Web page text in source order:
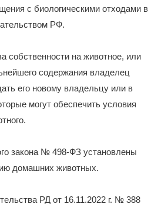
с биологическими отходами в
РФ.
собственности на животное, или
содержания владелец
его новому владельцу или в
могут обеспечить условия
закона № 498-ФЗ установлены
домашних животных.
РД от 16.11.2022 г. № 388